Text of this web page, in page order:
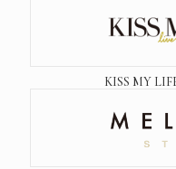
KISS MY